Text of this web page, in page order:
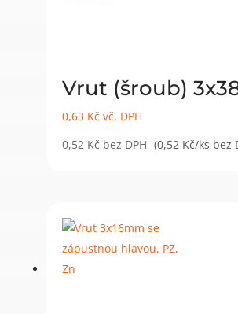
Vrut (šroub)
0,63 Kč vč. DPH
0,52 Kč bez DPH (0,52 Kč/ks bez